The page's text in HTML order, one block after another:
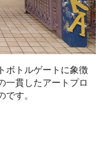
ボトルゲートに象徴
一貫したアートプロ
す。